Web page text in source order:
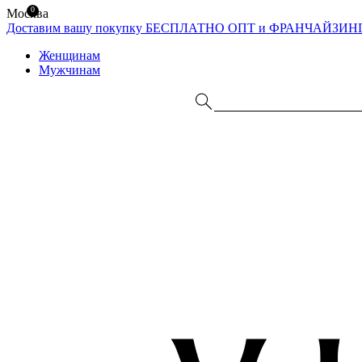
Москва
Доставим вашу покупку БЕСПЛАТНО ОПТ и
Женщинам
Мужчинам
0